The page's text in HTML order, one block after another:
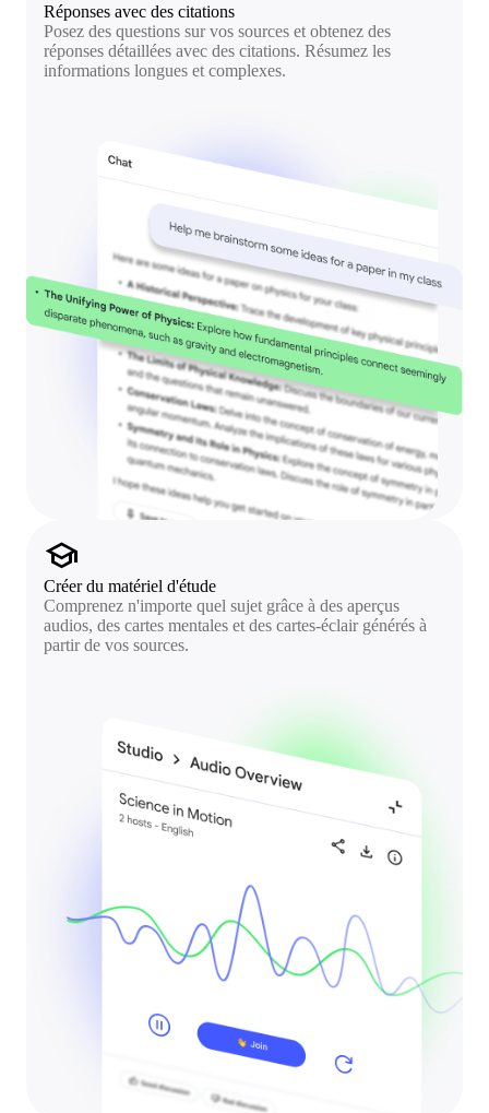
Réponses avec des citations
Posez des questions sur vos sources et obtenez des
réponses détaillées avec des citations. Résumez les
informations longues et complexes.
school
Créer du matériel d'étude
Comprenez n'importe quel sujet grâce à des aperçus
audios, des cartes mentales et des cartes-éclair générés à
partir de vos sources.